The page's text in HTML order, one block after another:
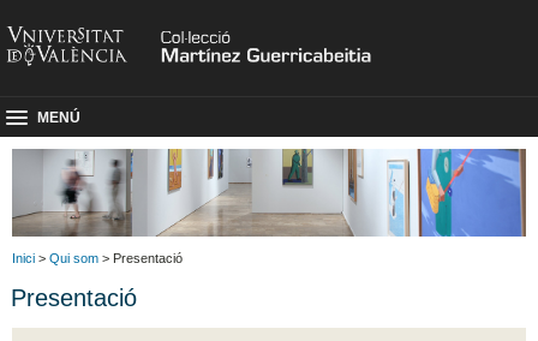
MENÚ
Inici > Qui som > Presentació
Presentació